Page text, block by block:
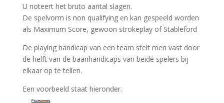
U noteert het bruto aantal slagen.
De spelvorm is non qualifying en kan gespeeld worden
als Maximum Score, gewoon strokeplay of Stableford
De playing handicap van een team stelt men vast door
de helft van de baanhandicaps van beide spelers bij
elkaar op te tellen.
Een voorbeeld staat hieronder.